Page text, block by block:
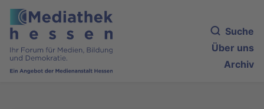
Suche
Über uns
Archiv